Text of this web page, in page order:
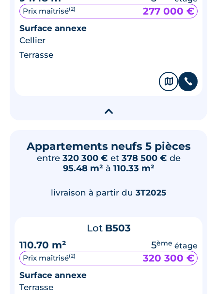
Prix maîtrisé(2) 277 000 €
Surface annexe
Cellier
Terrasse
🗞 📞
▾
Appartements neufs 5 pièces
entre 320 300 € et 378 500 € de
95.48 m² à 110.33 m²
livraison à partir du 3T2025
Lot B503
110.70 m²
5ème étage
Prix maîtrisé(2) 320 300 €
Surface annexe
Terrasse